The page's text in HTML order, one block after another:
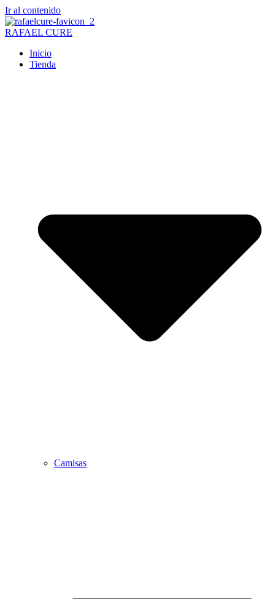
Ir al contenido
RAFAEL CURE
Inicio
Tienda
Camisas